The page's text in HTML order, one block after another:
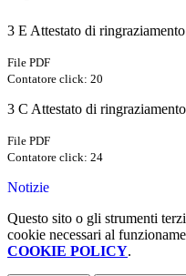
3 E Attestato di
File PDF
Contatore click: 20
3 C Attestato di
File PDF
Contatore click: 24
Notizie
Questo sito o gli strumenti
cookie necessari al
COOKIE POLICY.